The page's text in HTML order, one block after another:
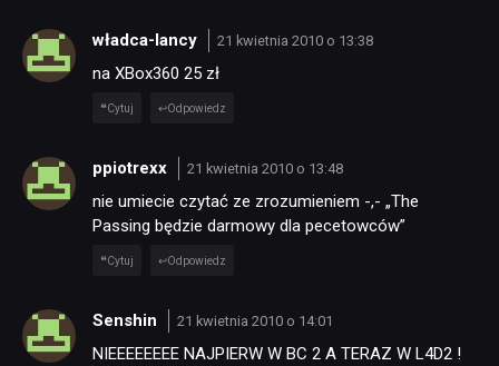
władca-lancy 21 kwietnia 2010 o 13:38
na XBox360 25 zł
Cytuj Odpowiedz
ppiotrexx 21 kwietnia 2010 o 13:48
nie umiecie czytać ze zrozumieniem -,- „The
Passing będzie darmowy dla pecetowców”
Cytuj Odpowiedz
Senshin 21 kwietnia 2010 o 14:01
NIEEEEEEEE NAJPIERW W BC 2 A TERAZ W L4D2 !